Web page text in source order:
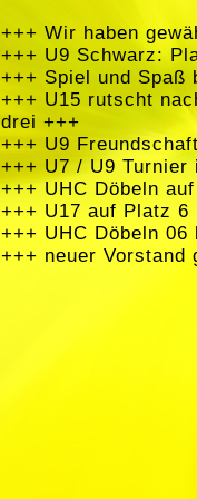
+++ Wir haben
+++ U9 Schwarz:
+++ Spiel und Spaß
+++ U15 rutscht
drei +++
+++ U9
+++ U7 / U9 Turnier
+++ UHC Döbeln
+++ U17 auf Platz
+++ UHC Döbeln
+++ neuer Vorstand